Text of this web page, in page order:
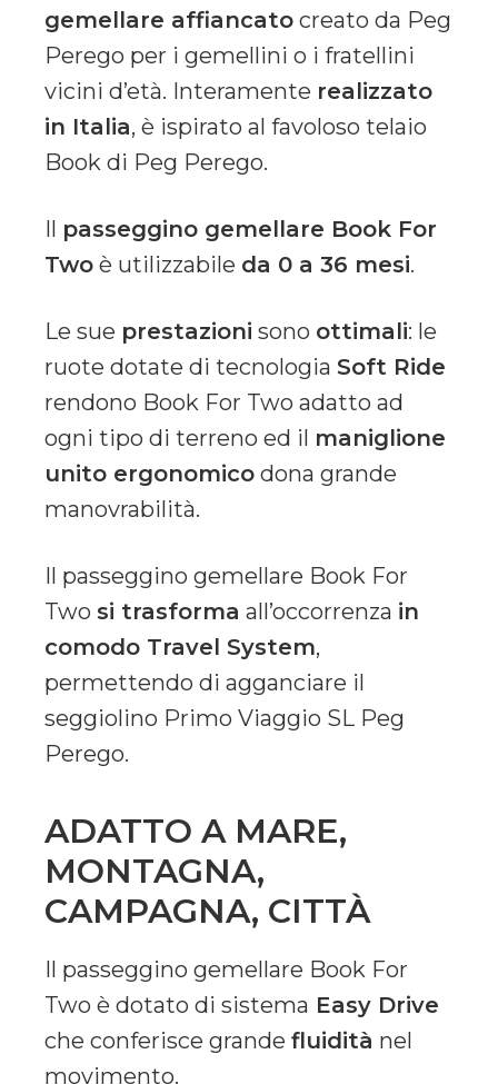
gemellare affiancato creato da Peg
Perego per i gemellini o i fratellini
vicini d’età. Interamente realizzato
in Italia, è ispirato al favoloso telaio
Book di Peg Perego.
Il passeggino gemellare Book For
Two è utilizzabile da 0 a 36 mesi.
Le sue prestazioni sono ottimali: le
ruote dotate di tecnologia Soft Ride
rendono Book For Two adatto ad
ogni tipo di terreno ed il maniglione
unito ergonomico dona grande
manovrabilità.
Il passeggino gemellare Book For
Two si trasforma all’occorrenza in
comodo Travel System,
permettendo di agganciare il
seggiolino Primo Viaggio SL Peg
Perego.
ADATTO A MARE,
MONTAGNA,
CAMPAGNA, CITTÀ
Il passeggino gemellare Book For
Two è dotato di sistema Easy Drive
che conferisce grande fluidità nel
movimento.